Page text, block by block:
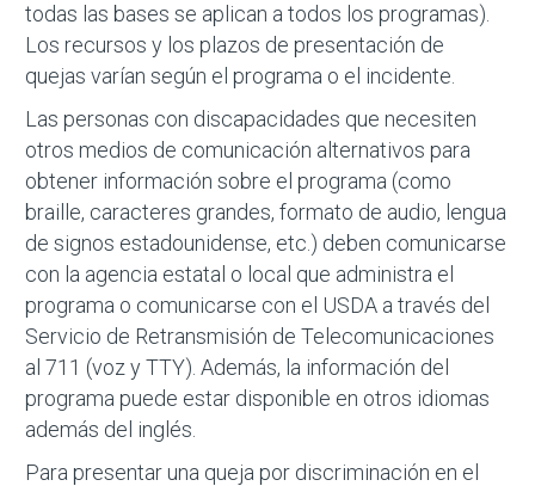
todas las bases se aplican a todos los programas).
Los recursos y los plazos de presentación de
quejas varían según el programa o el incidente.
Las personas con discapacidades que necesiten
otros medios de comunicación alternativos para
obtener información sobre el programa (como
braille, caracteres grandes, formato de audio, lengua
de signos estadounidense, etc.) deben comunicarse
con la agencia estatal o local que administra el
programa o comunicarse con el USDA a través del
Servicio de Retransmisión de Telecomunicaciones
al 711 (voz y TTY). Además, la información del
programa puede estar disponible en otros idiomas
además del inglés.
Para presentar una queja por discriminación en el